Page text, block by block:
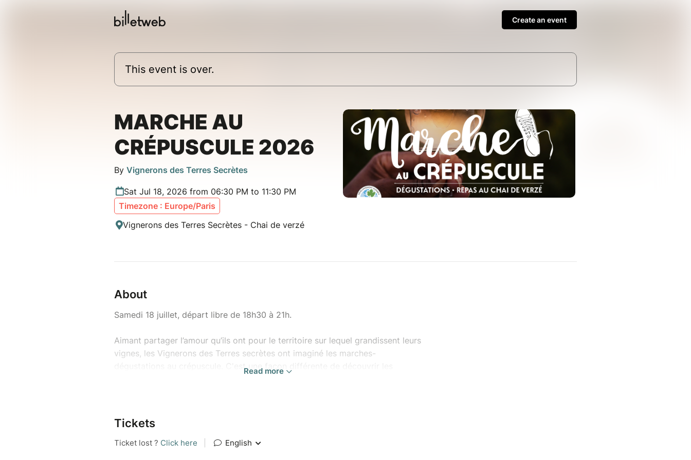
Create an event
This event is over.
MARCHE AU
CRÉPUSCULE 2026
By Vignerons des Terres Secrètes
Sat Jul 18, 2026 from 06:30 PM to 11:30 PM
Timezone : Europe/Paris
Vignerons des Terres Secrètes - Chai de verzé
About
Samedi 18 juillet, départ libre de 18h30 à 21h.
Aimant partager l’amour qu’ils ont pour le territoire sur lequel grandissent leurs
vignes, les Vignerons des Terres secrètes ont imaginé les marches-
dégustations au crépuscule. C'est une façon différente de découvrir les
l’appellation Mâcon Verzé. Au départ du chai de Verzé, vous déambulerez à
travers les vignes sur un parcours de 10km, sur lequel vous aurez l'occasion de
déguster des vins des Terres Secrètes, à différents points de découverte.
Read more
Tickets